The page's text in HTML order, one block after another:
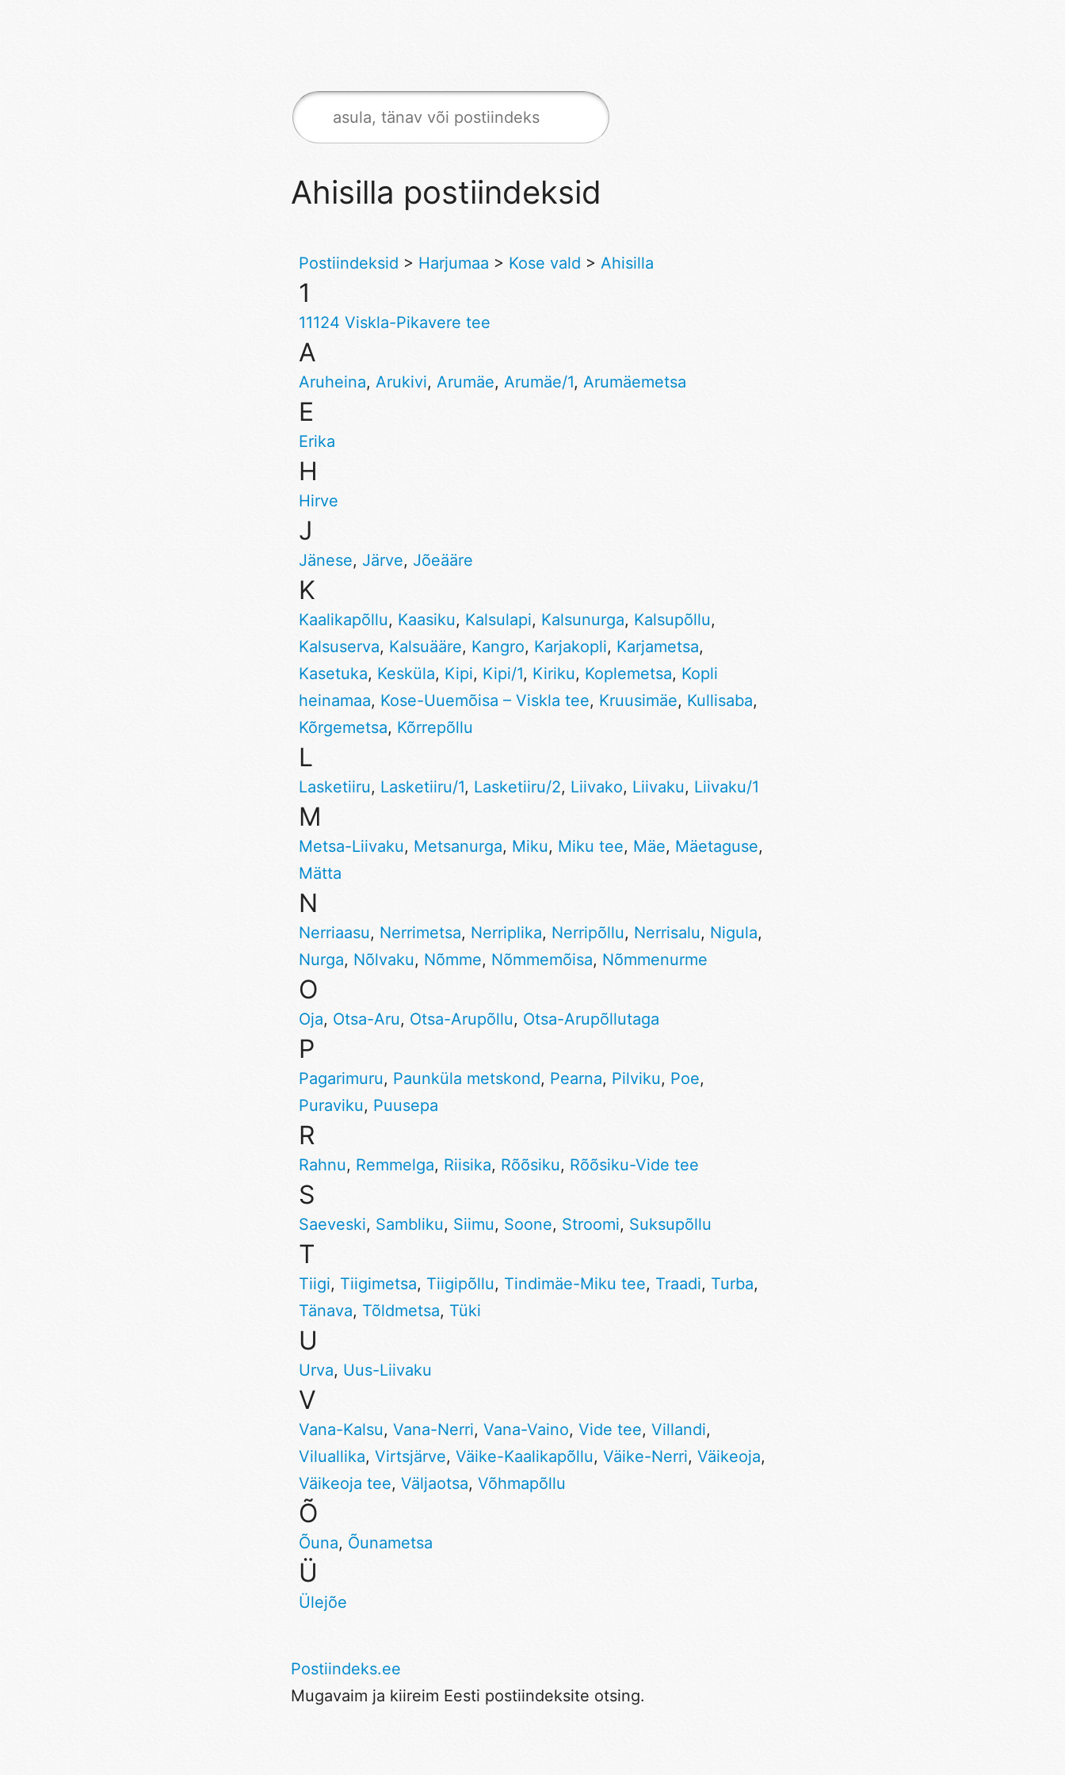
Ahisilla postiindeksid
Postiindeksid > Harjumaa > Kose vald > Ahisilla
1
11124 Viskla-Pikavere tee
A
Aruheina, Arukivi, Arumäe, Arumäe/1, Arumäemetsa
E
Erika
H
Hirve
J
Jänese, Järve, Jõeääre
K
Kaalikapõllu, Kaasiku, Kalsulapi, Kalsunurga, Kalsupõllu,
Kalsuserva, Kalsuääre, Kangro, Karjakopli, Karjametsa,
Kasetuka, Kesküla, Kipi, Kipi/1, Kiriku, Koplemetsa, Kopli
heinamaa, Kose-Uuemõisa – Viskla tee, Kruusimäe, Kullisaba,
Kõrgemetsa, Kõrrepõllu
L
Lasketiiru, Lasketiiru/1, Lasketiiru/2, Liivako, Liivaku, Liivaku/1
M
Metsa-Liivaku, Metsanurga, Miku, Miku tee, Mäe, Mäetaguse,
Mätta
N
Nerriaasu, Nerrimetsa, Nerriplika, Nerripõllu, Nerrisalu, Nigula,
Nurga, Nõlvaku, Nõmme, Nõmmemõisa, Nõmmenurme
O
Oja, Otsa-Aru, Otsa-Arupõllu, Otsa-Arupõllutaga
P
Pagarimuru, Paunküla metskond, Pearna, Pilviku, Poe,
Puraviku, Puusepa
R
Rahnu, Remmelga, Riisika, Rõõsiku, Rõõsiku-Vide tee
S
Saeveski, Sambliku, Siimu, Soone, Stroomi, Suksupõllu
T
Tiigi, Tiigimetsa, Tiigipõllu, Tindimäe-Miku tee, Traadi, Turba,
Tänava, Tõldmetsa, Tüki
U
Urva, Uus-Liivaku
V
Vana-Kalsu, Vana-Nerri, Vana-Vaino, Vide tee, Villandi,
Viluallika, Virtsjärve, Väike-Kaalikapõllu, Väike-Nerri, Väikeoja,
Väikeoja tee, Väljaotsa, Võhmapõllu
Õ
Õuna, Õunametsa
Ü
Ülejõe
Postiindeks.ee
Mugavaim ja kiireim Eesti postiindeksite otsing.